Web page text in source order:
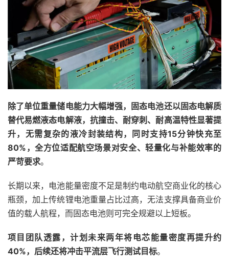
除了单位重量储电能力大幅增强，固态电池还以固态电解质
替代易燃液态电解液，抗撞击、耐穿刺、耐高温特性显著提
升，无需复杂的液冷封装结构，同时支持15分钟快充至
80%，全方位适配航空场景对安全、轻量化与补能效率的
严苛要求。
长期以来，电池能量密度不足是制约电动航空商业化的核心
瓶颈，加上传统锂电池重量占比过高，无法支撑具备商业价
值的载人航程，而固态电池则可完全规避以上短板。
项目团队透露，计划未来两年将电芯能量密度再提升约
40%，后续还将冲击平流层飞行测试目标。